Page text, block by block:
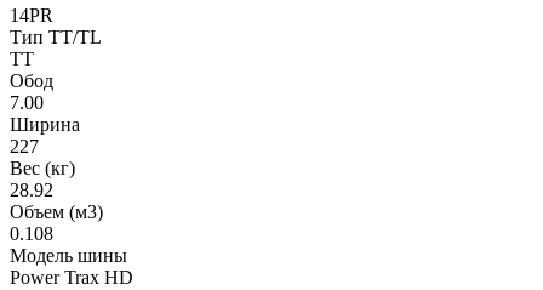
14PR
Тип TT/TL
TT
Обод
7.00
Ширина
227
Вес (кг)
28.92
Объем (м3)
0.108
Модель шины
Power Trax HD